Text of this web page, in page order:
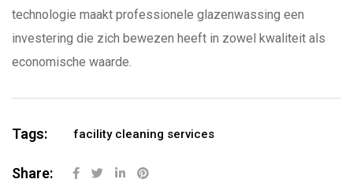
technologie maakt professionele glazenwassing een
investering die zich bewezen heeft in zowel kwaliteit als
economische waarde.
Tags: facility cleaning services
Share: